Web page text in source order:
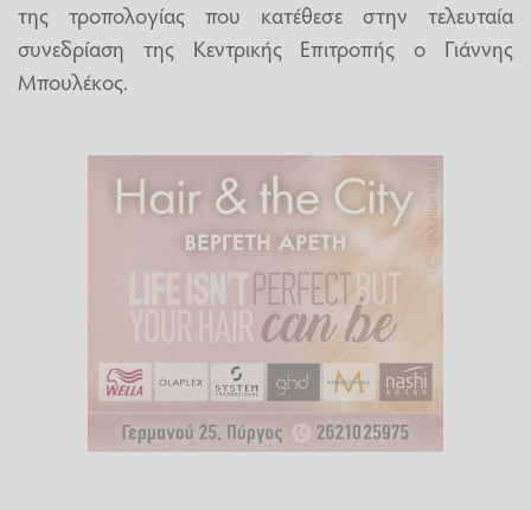
της τροπολογίας που κατέθεσε στην τελευταία
συνεδρίαση της Κεντρικής Επιτροπής ο Γιάννης
Μπουλέκος.